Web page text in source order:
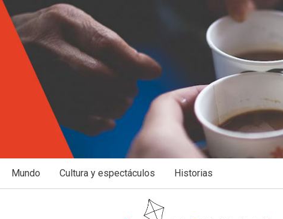
Mundo Cultura y espectáculos Historias